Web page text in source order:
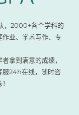
，2000+各个学科的
业、学术写作、专
拿到满意的成绩，
服24h在线，随时咨